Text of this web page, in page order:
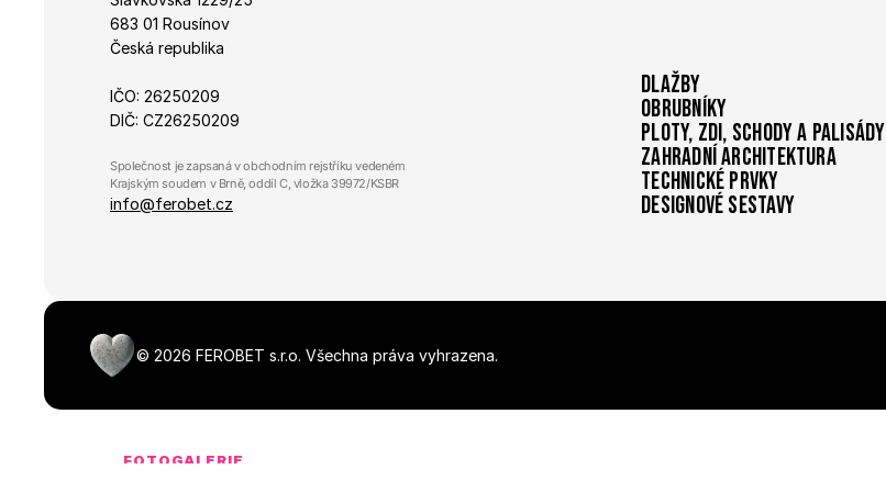
683 01 Rousínov
Česká republika
IČO: 26250209
DIČ: CZ26250209
Společnost je zapsaná v obchodním rejstříku vedeném
Krajským soudem v Brně, oddíl C, vložka 39972/KSBR
info@ferobet.cz
Dlažby
Obrubníky
Ploty, zdi, schody a palisády
Zahradní architektura
Technické prvky
Designové sestavy
© 2026 FEROBET s.r.o. Všechna práva vyhrazena.
FOTOGALERIE